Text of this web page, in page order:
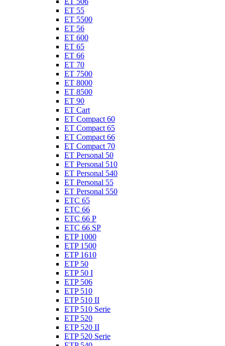
ET 55
ET 5500
ET 56
ET 600
ET 65
ET 66
ET 70
ET 7500
ET 8000
ET 8500
ET 90
ET Cart
ET Compact 60
ET Compact 65
ET Compact 66
ET Compact 70
ET Personal 50
ET Personal 510
ET Personal 540
ET Personal 55
ET Personal 550
ETC 65
ETC 66
ETC 66 P
ETC 66 SP
ETP 1000
ETP 1500
ETP 1610
ETP 50
ETP 50 I
ETP 506
ETP 510
ETP 510 II
ETP 510 Serie
ETP 520
ETP 520 II
ETP 520 Serie